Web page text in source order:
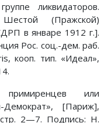
ликвидаторов.
(Пражской)
в январе 1912 г.].
Рос. соц.-дем. раб.
кооп. тип. «Идеал»,
или
[Париж],
2—7. Подпись: Н.